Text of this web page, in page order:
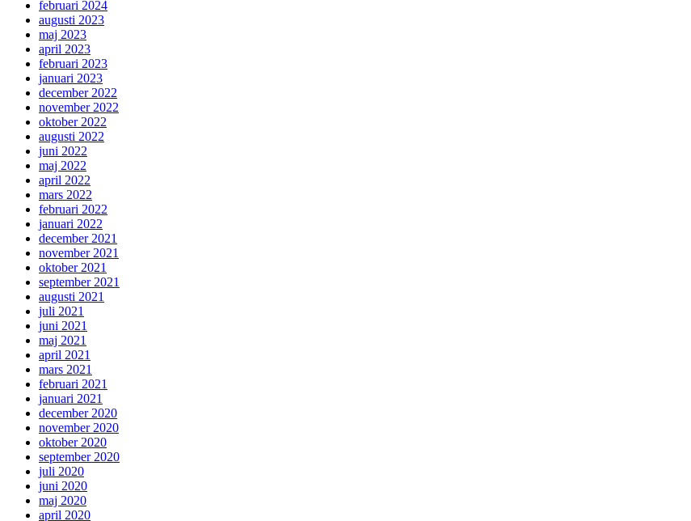
februari 2024
augusti 2023
maj 2023
april 2023
februari 2023
januari 2023
december 2022
november 2022
oktober 2022
augusti 2022
juni 2022
maj 2022
april 2022
mars 2022
februari 2022
januari 2022
december 2021
november 2021
oktober 2021
september 2021
augusti 2021
juli 2021
juni 2021
maj 2021
april 2021
mars 2021
februari 2021
januari 2021
december 2020
november 2020
oktober 2020
september 2020
juli 2020
juni 2020
maj 2020
april 2020